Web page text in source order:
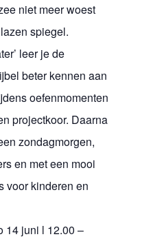
niet meer woest
spiegel.
leer je de
beter kennen aan
oefenmomenten
projectkoor. Daarna
zondagmorgen,
en met een mooi
voor kinderen en
14 juni l 12.00 –